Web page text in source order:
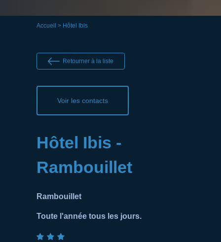
Accueil > Hôtel Ibis
Retourner à la liste
Voir les contacts
Hôtel Ibis -
Rambouillet
Rambouillet
Toute l'année tous les jours.